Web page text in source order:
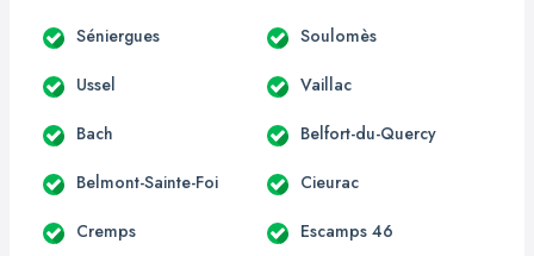
Séniergues Soulomès
Ussel Vaillac
Bach Belfort-du-Quercy
Belmont-Sainte-Foi Cieurac
Cremps Escamps 46